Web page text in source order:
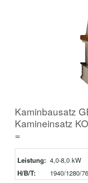
Kaminbausatz
Kamineinsatz
=
Leistung: 4,0-8,0 kW
H/B/T:
1940/1280/